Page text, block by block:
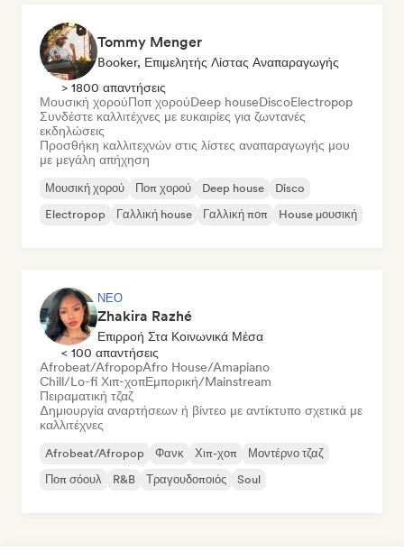
Tommy Menger
Booker, Επιμελητής Λίστας Αναπαραγωγής
> 1800 απαντήσεις
Μουσική χορούΠοπ χορούDeep houseDiscoElectropop
Συνδέστε καλλιτέχνες με ευκαιρίες για ζωντανές
εκδηλώσεις
Προσθήκη καλλιτεχνών στις λίστες αναπαραγωγής μου
με μεγάλη απήχηση
Μουσική χορού Ποπ χορού Deep house
Disco
Electropop
Γαλλική house Γαλλική ποπ House μουσική
ΝΈΟ
Zhakira Razhé
Επιρροή Στα Κοινωνικά Μέσα
< 100 απαντήσεις
Afrobeat/AfropopAfro House/Amapiano
Chill/Lo-fi Χιπ-χοπΕμπορική/Mainstream
Πειραματική τζαζ
Δημιουργία αναρτήσεων ή βίντεο με αντίκτυπο σχετικά με
καλλιτέχνες
Afrobeat/Afropop Φανκ Χιπ-χοπ
Μοντέρνο τζαζ
Ποπ σόουλ
R&B Τραγουδοποιός Soul